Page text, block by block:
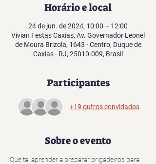
Horário e local
24 de jun. de 2024, 10:00 – 12:00
Vivian Festas Caxias, Av. Governador Leonel
de Moura Brizola, 1643 - Centro, Duque de
Caxias - RJ, 25010-009, Brasil
Participantes
+19 outros convidados
Sobre o evento
Que tal aprender a preparar brigadeiros para